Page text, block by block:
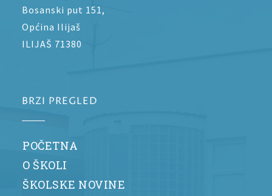
Bosanski put 151,
Općina Ilijaš
ILIJAŠ 71380
BRZI PREGLED
POČETNA
O ŠKOLI
ŠKOLSKE NOVINE